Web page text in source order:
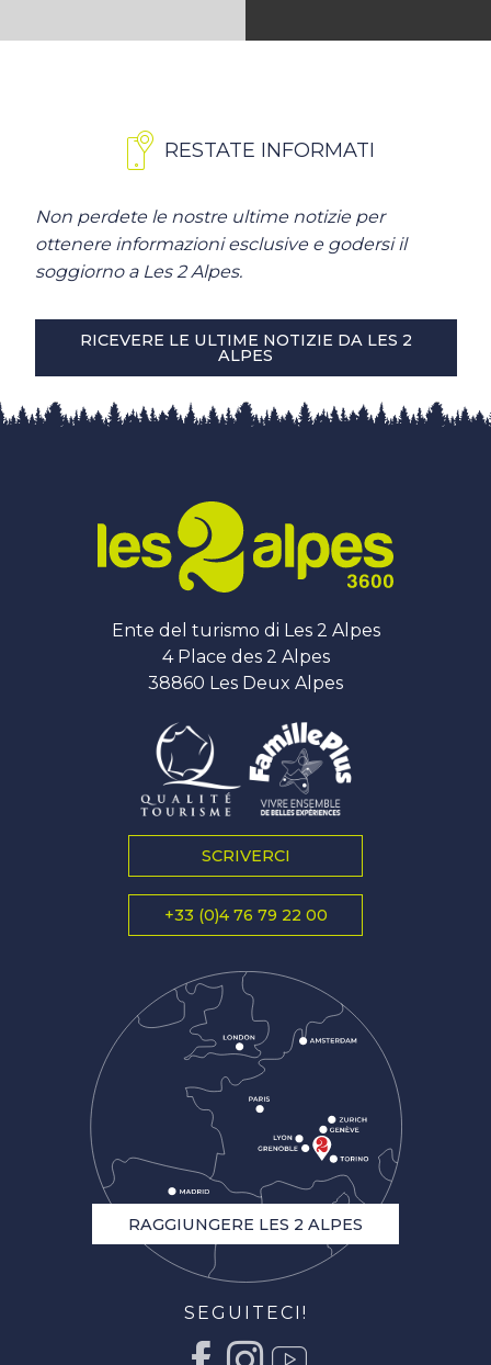
RESTATE INFORMATI
Non perdete le nostre ultime notizie per
ottenere informazioni esclusive e godersi il
soggiorno a Les 2 Alpes.
RICEVERE LE ULTIME NOTIZIE DA LES 2
ALPES
Ente del turismo di Les 2 Alpes
4 Place des 2 Alpes
38860 Les Deux Alpes
SCRIVERCI
+33 (0)4 76 79 22 00
RAGGIUNGERE LES 2 ALPES
SEGUITECI!